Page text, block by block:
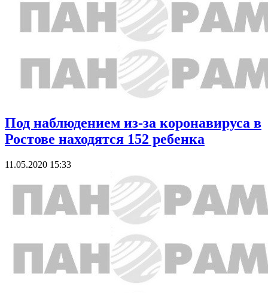
Под наблюдением из-за коронавируса в
Ростове находятся 152 ребенка
11.05.2020 15:33